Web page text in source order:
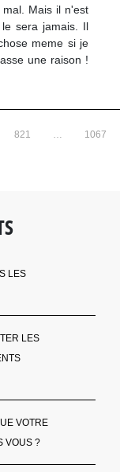
Mais il n'est
sera jamais. Il
meme si je
une raison !
821 … 1067
LES
LES
VOTRE
VOUS ?